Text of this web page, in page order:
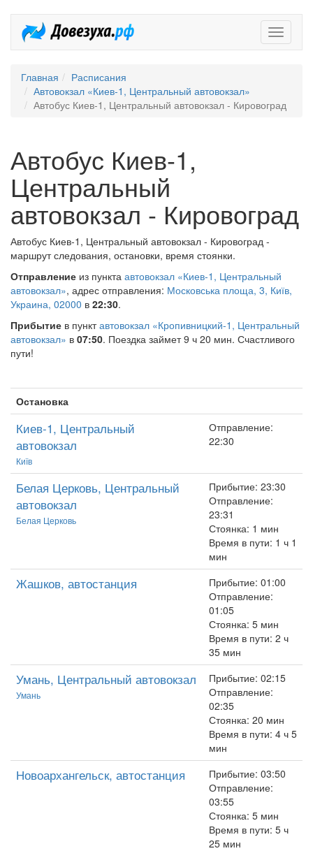
Главная
Расписания
Автовокзал «Киев-1, Центральный автовокзал»
Автобус Киев-1, Центральный автовокзал - Кировоград
Автобус Киев-1,
Центральный
автовокзал - Кировоград
Автобус Киев-1, Центральный автовокзал - Кировоград -
маршрут следования, остановки, время стоянки.
Отправление из пункта автовокзал «Киев-1, Центральный
автовокзал», адрес отправления: Московська площа, 3, Київ,
Украина, 02000 в 22:30.
Прибытие в пунктавтовокзал «Кропивницкий-1, Центральный
автовокзал» в 07:50. Поездка займет 9 ч 20 мин. Счастливого
пути!
Остановка
Киев-1, Центральный
автовокзал
Київ
Отправление:
22:30
Белая Церковь, Центральный
автовокзал
Белая Церковь
Прибытие: 23:30
Отправление:
23:31
Стоянка: 1 мин
Время в пути: 1 ч 1
мин
Жашков, автостанция
Прибытие: 01:00
Отправление:
01:05
Стоянка: 5 мин
Время в пути: 2 ч
35 мин
Умань, Центральный автовокзал
Умань
Прибытие: 02:15
Отправление:
02:35
Стоянка: 20 мин
Время в пути: 4 ч 5
мин
Новоархангельск, автостанция
Прибытие: 03:50
Отправление:
03:55
Стоянка: 5 мин
Время в пути: 5 ч
25 мин